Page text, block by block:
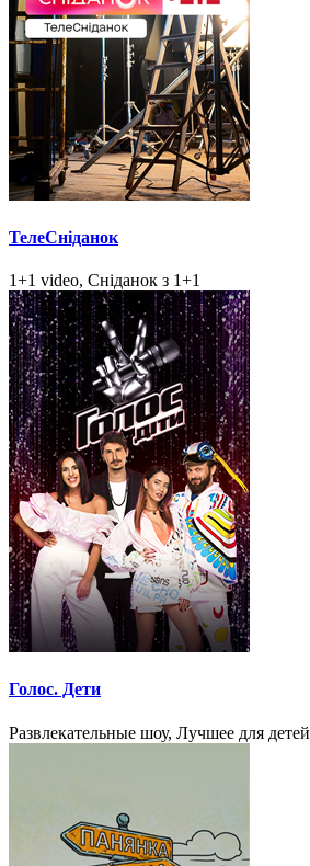
ТелеСніданок
1+1 video, Сніданок з 1+1
Голос. Дети
Развлекательные шоу, Лучшее для детей